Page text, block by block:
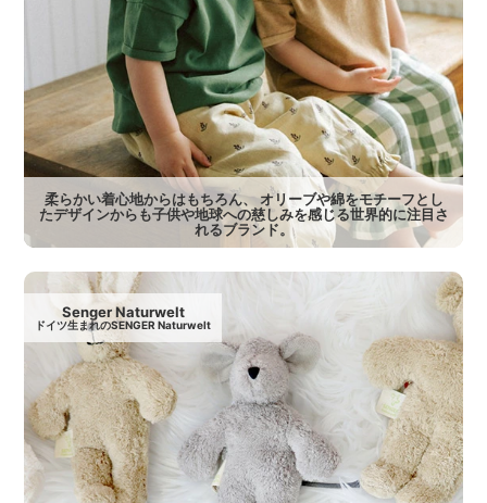
柔らかい着心地からはもちろん、 オリーブや綿をモチーフとし
たデザインからも子供や地球への慈しみを感じる世界的に注目さ
れるブランド。
Senger Naturwelt
ドイツ生まれのSENGER Naturwelt